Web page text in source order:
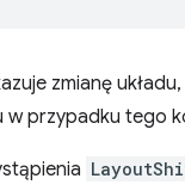
zmianę
w przypadku tego